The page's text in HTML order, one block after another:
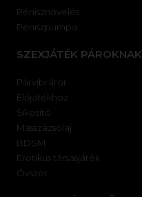
Pénisznövelés
Péniszpumpa
SZEXJÁTÉK PÁROKNAK
Párvibrátor
Előjátékhoz
Síkosító
Masszázsolaj
BDSM
Erotikus társasjáték
Óvszer